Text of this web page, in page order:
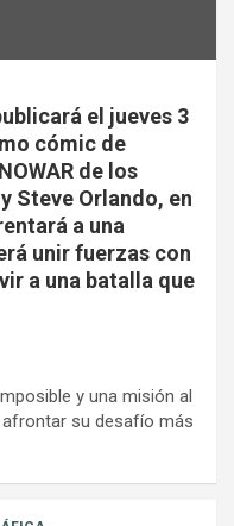
el jueves 3
cómic de
de los
Steve Orlando, en
a una
unir fuerzas con
a una batalla que
y una misión al
su desafío más